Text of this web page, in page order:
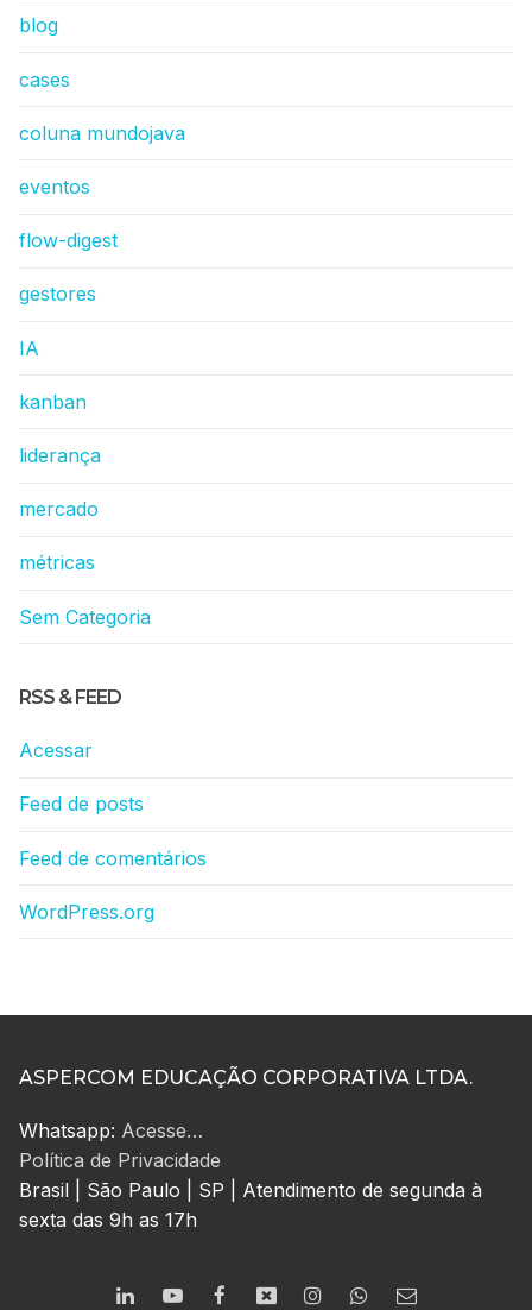
blog
cases
coluna mundojava
eventos
flow-digest
gestores
IA
kanban
liderança
mercado
métricas
Sem Categoria
RSS & FEED
Acessar
Feed de posts
Feed de comentários
WordPress.org
ASPERCOM EDUCAÇÃO CORPORATIVA LTDA.
Whatsapp: Acesse…
Política de Privacidade
Brasil | São Paulo | SP | Atendimento de segunda à
sexta das 9h as 17h